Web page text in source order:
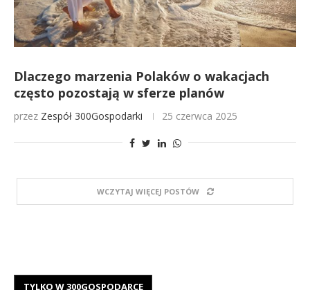
Dlaczego marzenia Polaków o wakacjach
często pozostają w sferze planów
przez Zespół 300Gospodarki 25 czerwca 2025
WCZYTAJ WIĘCEJ POSTÓW
TYLKO W 300GOSPODARCE